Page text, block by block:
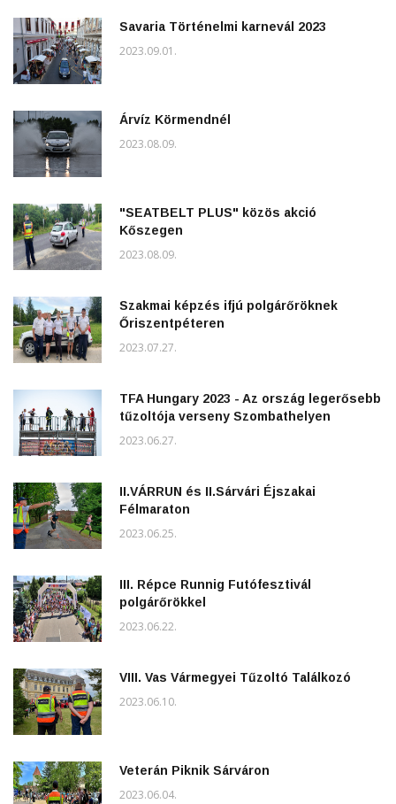
Savaria Történelmi karnevál 2023
2023.09.01.
Árvíz Körmendnél
2023.08.09.
"SEATBELT PLUS" közös akció
Kőszegen
2023.08.09.
Szakmai képzés ifjú polgárőröknek
Őriszentpéteren
2023.07.27.
TFA Hungary 2023 - Az ország legerősebb
tűzoltója verseny Szombathelyen
2023.06.27.
II.VÁRRUN és II.Sárvári Éjszakai
Félmaraton
2023.06.25.
III. Répce Runnig Futófesztivál
polgárőrökkel
2023.06.22.
VIII. Vas Vármegyei Tűzoltó Találkozó
2023.06.10.
Veterán Piknik Sárváron
2023.06.04.